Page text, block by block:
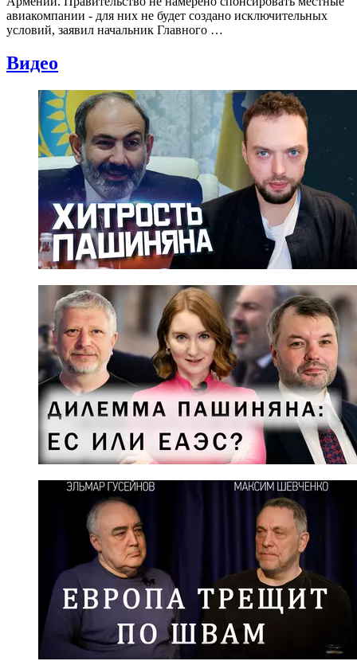
авиакомпании - для них не будет создано исключительных
условий, заявил начальник Главного …
Видео